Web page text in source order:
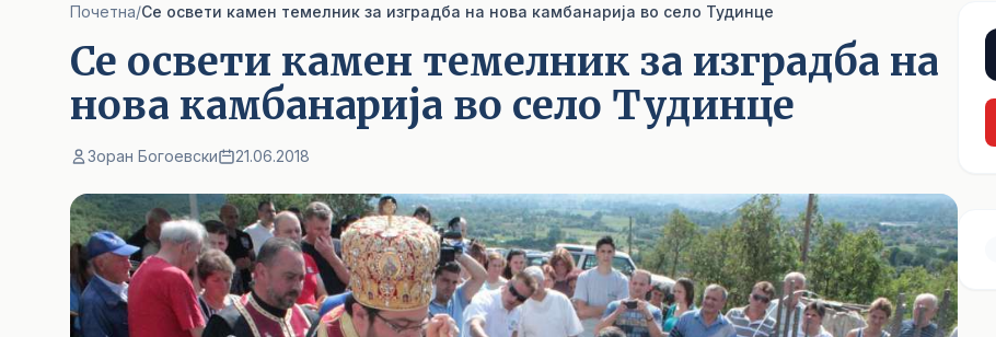
Почетна/Се освети камен темелник за изградба на нова камбанарија во село Тудинце
Се освети камен темелник за изградба на
нова камбанарија во село Тудинце
Зоран Богоевски 21.06.2018